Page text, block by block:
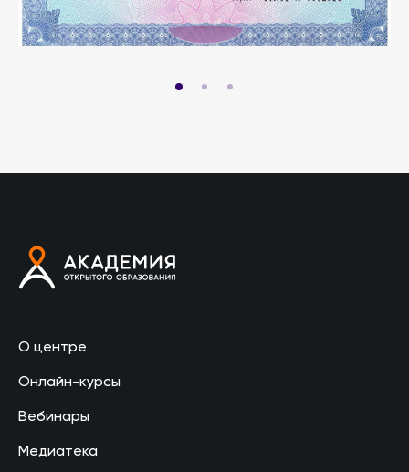
О центре
Онлайн-курсы
Вебинары
Медиатека